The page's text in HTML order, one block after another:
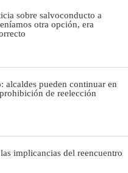
sobre salvoconducto a
otra opción, era
alcaldes pueden continuar en
de reelección
implicancias del reencuentro